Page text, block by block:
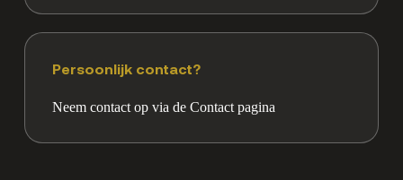
Persoonlijk contact?
Neem contact op via de Contact pagina